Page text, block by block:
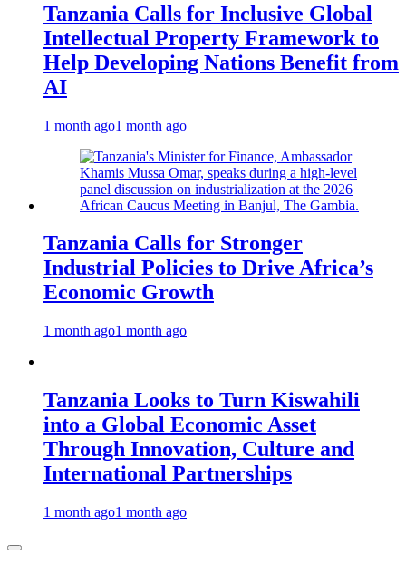
Tanzania Calls for Inclusive Global
Intellectual Property Framework to
Help Developing Nations Benefit from
AI
1 month ago1 month ago
Tanzania Calls for Stronger
Industrial Policies to Drive Africa’s
Economic Growth
1 month ago1 month ago
Tanzania Looks to Turn Kiswahili
into a Global Economic Asset
Through Innovation, Culture and
International Partnerships
1 month ago1 month ago